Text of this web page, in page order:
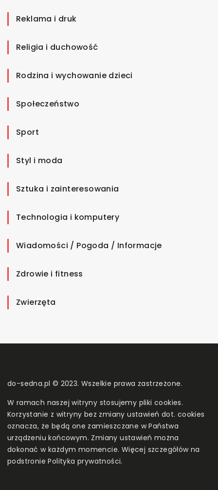
Reklama i druk
Religia i duchowość
Rodzina i wychowanie dzieci
Społeczeństwo
Sport
Styl i moda
Sztuka i zainteresowania
Technologia i komputery
Wiadomości / Pogoda / Informacje
Zdrowie i fitness
Zwierzęta
do-sedna.pl © 2023. Wszelkie prawa zastrzeżone.
W ramach naszej witryny stosujemy pliki cookies.
Korzystanie z witryny bez zmiany ustawień dot. cookies
oznacza, że będą one zamieszczane w Państwa
urządzeniu końcowym. Zmiany ustawień można
dokonać w każdym momencie. Więcej szczegółów na
podstroniePolityka prywatności.